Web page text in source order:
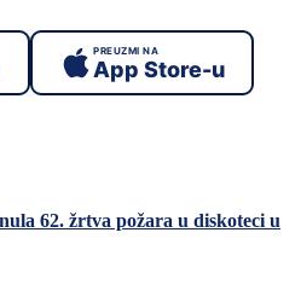
PREUZMI NA
App Store-u
62. žrtva požara u diskoteci u